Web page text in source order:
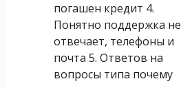
погашен кредит 4.
Понятно поддержка не
отвечает, телефоны и
почта 5. Ответов на
вопросы типа почему